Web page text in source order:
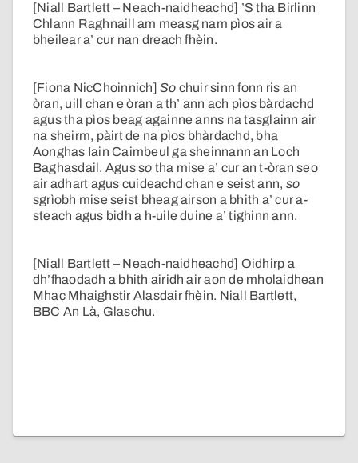
[Niall Bartlett – Neach-naidheachd] ’S tha Birlinn
Chlann Raghnaill am measg nam pìos air a
bheilear a’ cur nan dreach fhèin.
[Fiona NicChoinnich]So chuir sinn fonn ris an
òran, uill chan e òran a th’ ann ach pìos bàrdachd
agus tha pìos beag againne anns na tasglainn air
na sheirm, pàirt de na pìos bhàrdachd, bha
Aonghas Iain Caimbeul ga sheinnann an Loch
Baghasdail. Agus so tha mise a’ cur an t-òran seo
air adhart agus cuideachd chan e seist ann, so
sgrìobh mise seist bheag airson a bhith a’ cur a-
steach agus bidh a h-uile duine a’ tighinn ann.
[Niall Bartlett – Neach-naidheachd] Oidhirp a
dh’fhaodadh a bhith airidh air aon de mholaidhean
Mhac Mhaighstir Alasdair fhèin. Niall Bartlett,
BBC An Là, Glaschu.